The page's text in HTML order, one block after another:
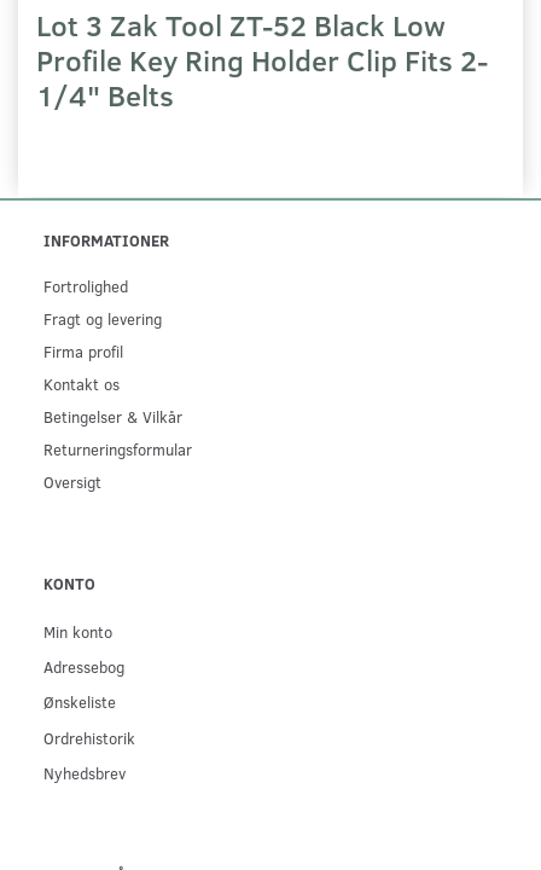
Lot 3 Zak Tool ZT-52 Black Low
Profile Key Ring Holder Clip Fits 2-
1/4" Belts
INFORMATIONER
Fortrolighed
Fragt og levering
Firma profil
Kontakt os
Betingelser & Vilkår
Returneringsformular
Oversigt
KONTO
Min konto
Adressebog
Ønskeliste
Ordrehistorik
Nyhedsbrev